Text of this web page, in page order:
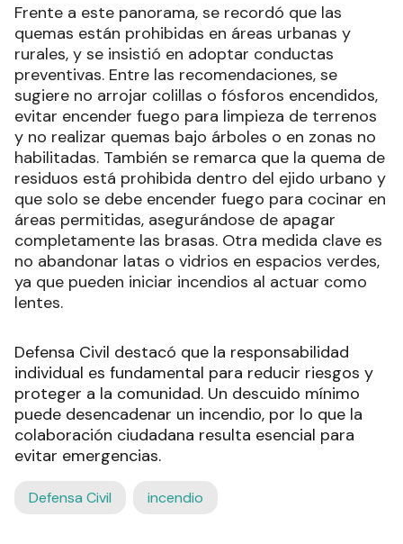
Frente a este panorama, se recordó que las
quemas están prohibidas en áreas urbanas y
rurales, y se insistió en adoptar conductas
preventivas. Entre las recomendaciones, se
sugiere no arrojar colillas o fósforos encendidos,
evitar encender fuego para limpieza de terrenos
y no realizar quemas bajo árboles o en zonas no
habilitadas. También se remarca que la quema de
residuos está prohibida dentro del ejido urbano y
que solo se debe encender fuego para cocinar en
áreas permitidas, asegurándose de apagar
completamente las brasas. Otra medida clave es
no abandonar latas o vidrios en espacios verdes,
ya que pueden iniciar incendios al actuar como
lentes.
Defensa Civil destacó que la responsabilidad
individual es fundamental para reducir riesgos y
proteger a la comunidad. Un descuido mínimo
puede desencadenar un incendio, por lo que la
colaboración ciudadana resulta esencial para
evitar emergencias.
Defensa Civil incendio